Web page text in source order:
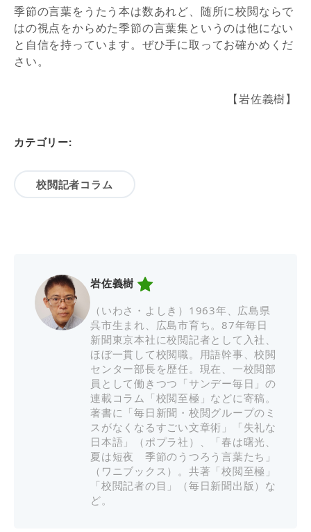
季節の言葉をうたう本は数あれど、随所に校閲ならで
はの視点をからめた季節の言葉集というのは他にない
と自信を持っています。ぜひ手に取ってお確かめくだ
さい。
【岩佐義樹】
カテゴリー:
校閲記者コラム
岩佐義樹
（いわさ・よしき）1963年、広島県
呉市生まれ、広島市育ち。87年毎日
新聞東京本社に校閲記者として入社、
ほぼ一貫して校閲職。用語幹事、校閲
センター部長を歴任。現在、一校閲部
員として働きつつ「サンデー毎日」の
連載コラム「校閲至極」などに寄稿。
著書に「毎日新聞・校閲グループのミ
スがなくなるすごい文章術」「失礼な
日本語」（ポプラ社）、「春は曙光、
夏は短夜 季節のうつろう言葉たち」
（ワニブックス）。共著「校閲至極」
「校閲記者の目」（毎日新聞出版）な
ど。